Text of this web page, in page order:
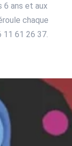
6 ans et aux
chaque
61 26 37.